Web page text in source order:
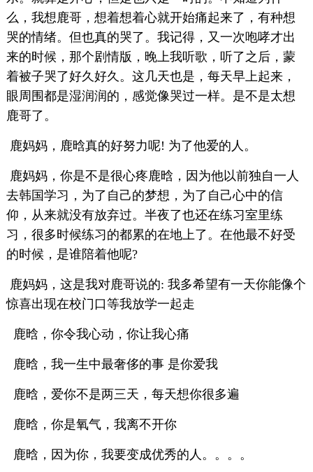
么，我想鹿哥，想着想着心就开始痛起来了，有种想
哭的情绪。但也真的哭了。我记得，又一次咆哮才出
来的时候，那个剧情版，晚上我听歌，听了之后，蒙
着被子哭了好久好久。这几天也是，每天早上起来，
眼周围都是湿润润的，感觉像哭过一样。是不是太想
鹿哥了。
鹿妈妈，鹿晗真的好努力呢! 为了他爱的人。
鹿妈妈，你是不是很心疼鹿晗，因为他以前独自一人
去韩国学习，为了自己的梦想，为了自己心中的信
仰，从来就没有放弃过。半夜了也还在练习室里练
习，很多时候练习的都累的在地上了。在他最不好受
的时候，是谁陪着他呢?
鹿妈妈，这是我对鹿哥说的: 我多希望有一天你能像个
惊喜出现在校门口等我放学一起走
鹿晗，你令我心动，你让我心痛
鹿晗，我一生中最奢侈的事 是你爱我
鹿晗，爱你不是两三天，每天想你很多遍
鹿晗，你是氧气，我离不开你
鹿晗，因为你，我要变成优秀的人。。。。